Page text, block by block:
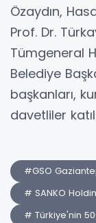
Özaydın,
Prof. Dr.
Tümgeneral
Belediye
başkanları,
davetliler
#GSO
# SANKO
# Türkiye'nin